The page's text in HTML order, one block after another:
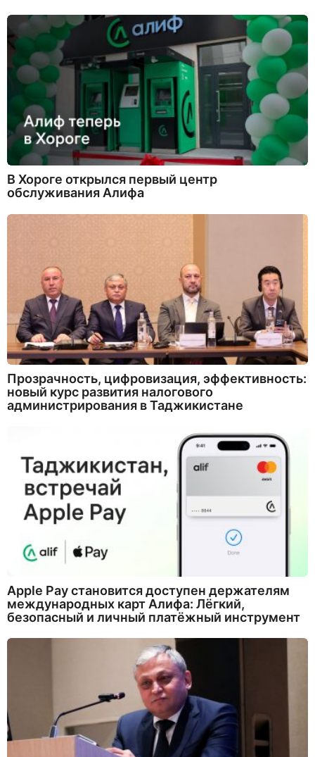
В Хороге открылся первый центр
обслуживания Алифа
Прозрачность, цифровизация, эффективность:
новый курс развития налогового
администрирования в Таджикистане
Apple Pay становится доступен держателям
международных карт Алифа: Лёгкий,
безопасный и личный платёжный инструмент